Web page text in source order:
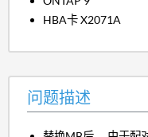
HBA卡 X2071A
问题描述